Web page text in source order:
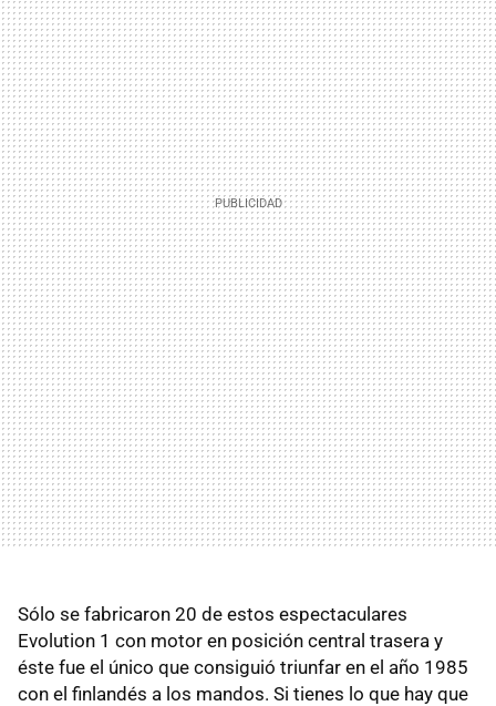
Sólo se fabricaron 20 de estos espectaculares
Evolution 1 con motor en posición central trasera y
éste fue el único que consiguió triunfar en el año 1985
con el finlandés a los mandos. Si tienes lo que hay que